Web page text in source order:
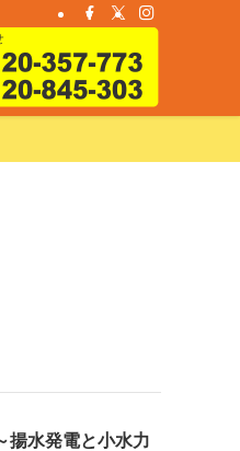
揚水発電と小水力